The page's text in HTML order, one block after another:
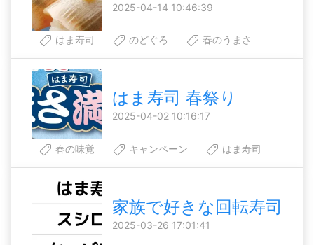
2025-04-14 10:46:39
はま寿司 のどぐろ 春のうまさ
はま寿司 春祭り
2025-04-02 10:16:17
春の味覚 キャンペーン はま寿司
家族で好きな回転寿司
2025-03-26 17:01:41